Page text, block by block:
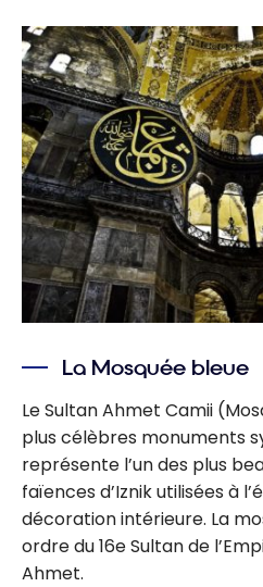
La Mosquée bleue
Le Sultan Ahmet Camii
plus célèbres monuments
représente l’un des plus
faïences d’Iznik utilisées à
décoration intérieure. La
ordre du 16e Sultan de
Ahmet.